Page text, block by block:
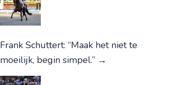
Frank Schuttert: “Maak het niet te
moeilijk, begin simpel.” →